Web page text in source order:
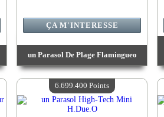
un Parasol De Plage Flamingueo
Valeur :9 229 000 Points
Quantité Disponible :4
ÇA M'INTERESSE
6.699.400 Points